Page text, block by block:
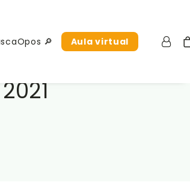
🔎 Aula virtual